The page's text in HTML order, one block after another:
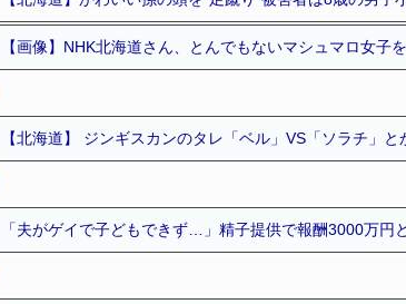
【画像】NHK北海道さん、とんでもないマシュマロ女子
【北海道】 ジンギスカンのタレ「ベル」VS「ソラチ」
「夫がゲイで子どもできず…」精子提供で報酬3000万